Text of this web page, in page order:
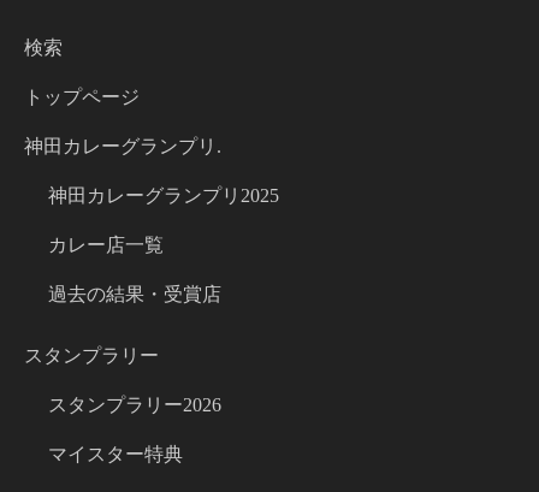
検索
トップページ
神田カレーグランプリ.
神田カレーグランプリ2025
カレー店一覧
過去の結果・受賞店
スタンプラリー
スタンプラリー2026
マイスター特典